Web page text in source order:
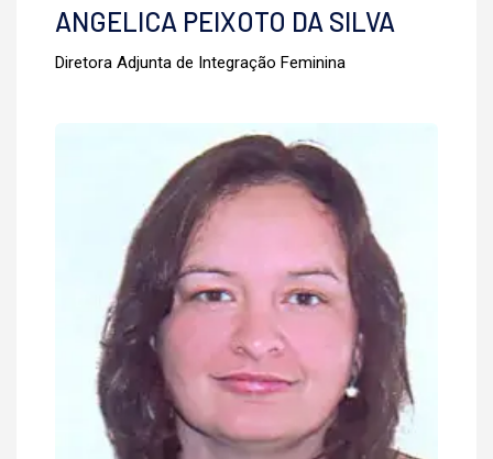
ANGELICA PEIXOTO DA SILVA
Diretora Adjunta de Integração Feminina